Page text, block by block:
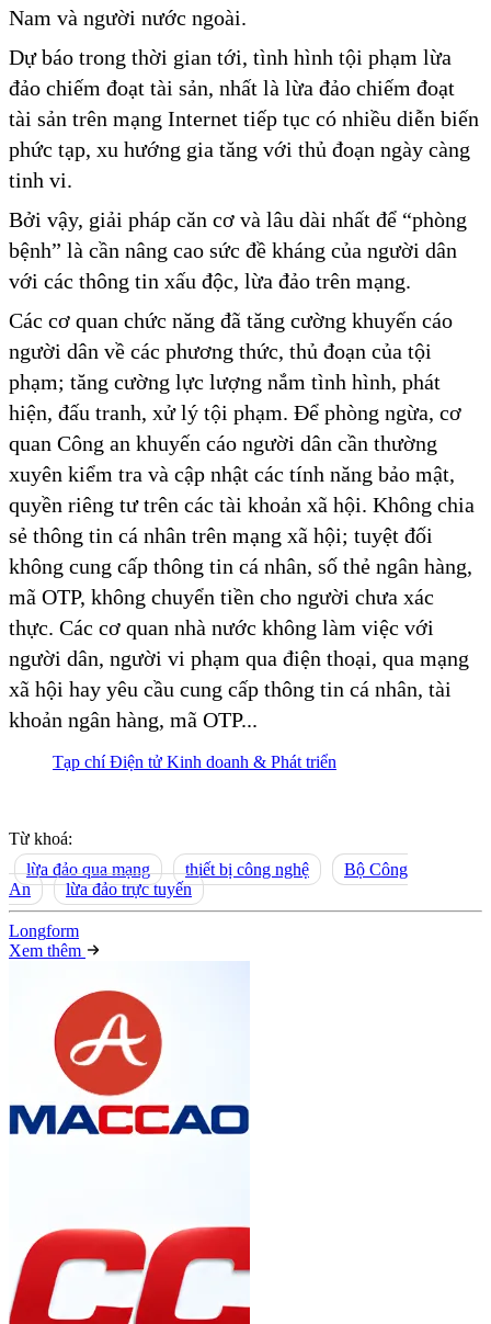
Nam và người nước ngoài.
Dự báo trong thời gian tới, tình hình tội phạm lừa
đảo chiếm đoạt tài sản, nhất là lừa đảo chiếm đoạt
tài sản trên mạng Internet tiếp tục có nhiều diễn biến
phức tạp, xu hướng gia tăng với thủ đoạn ngày càng
tinh vi.
Bởi vậy, giải pháp căn cơ và lâu dài nhất để “phòng
bệnh” là cần nâng cao sức đề kháng của người dân
với các thông tin xấu độc, lừa đảo trên mạng.
Các cơ quan chức năng đã tăng cường khuyến cáo
người dân về các phương thức, thủ đoạn của tội
phạm; tăng cường lực lượng nắm tình hình, phát
hiện, đấu tranh, xử lý tội phạm. Để phòng ngừa, cơ
quan Công an khuyến cáo người dân cần thường
xuyên kiểm tra và cập nhật các tính năng bảo mật,
quyền riêng tư trên các tài khoản xã hội. Không chia
sẻ thông tin cá nhân trên mạng xã hội; tuyệt đối
không cung cấp thông tin cá nhân, số thẻ ngân hàng,
mã OTP, không chuyển tiền cho người chưa xác
thực. Các cơ quan nhà nước không làm việc với
người dân, người vi phạm qua điện thoại, qua mạng
xã hội hay yêu cầu cung cấp thông tin cá nhân, tài
khoản ngân hàng, mã OTP...
Tạp chí Điện tử Kinh doanh & Phát triển
Từ khoá:
lừa đảo qua mạng
thiết bị công nghệ
Bộ Công
An
lừa đảo trực tuyến
Longform
Xem thêm